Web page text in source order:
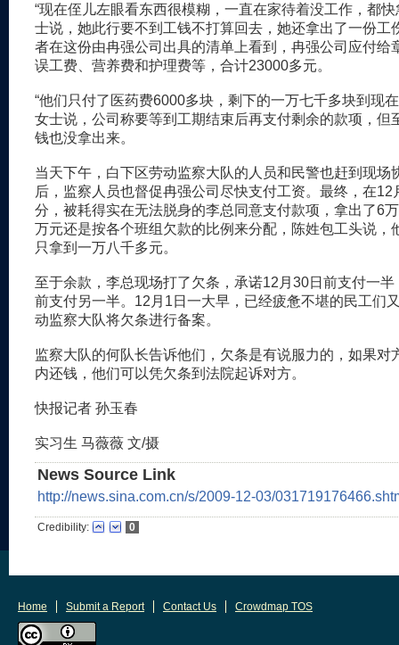
“现在侄儿左眼看东西很模糊，一直在家待着没工作，都快
士说，她此行要不到工钱不打算回去，她还拿出了一份工
者在这份由冉强公司出具的清单上看到，冉强公司应付给
误工费、营养费和护理费等，合计23000多元。
“他们只付了医药费6000多块，剩下的一万七千多块到现
女士说，公司称要等到工期结束后再支付剩余的款项，但
钱也没拿出来。
当天下午，白下区劳动监察大队的人员和民警也赶到现场
后，监察人员也督促冉强公司尽快支付工资。最终，在12
分，被耗得实在无法脱身的李总同意支付款项，拿出了6
万元还是按各个班组欠款的比例来分配，陈姓包工头说，
只拿到一万八千多元。
至于余款，李总现场打了欠条，承诺12月30日前支付一
前支付另一半。12月1日一大早，已经疲惫不堪的民工们
动监察大队将欠条进行备案。
监察大队的何队长告诉他们，欠条是有说服力的，如果对
内还钱，他们可以凭欠条到法院起诉对方。
快报记者 孙玉春
实习生 马薇薇 文/摄
News Source Link
http://news.sina.com.cn/s/2009-12-03/
Credibility: 0
Home Submit a Report Contact Us Crowdmap TOS